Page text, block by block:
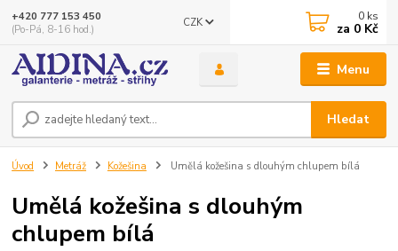
Menu
CZK
Hledat
+420 777 153 450
(Po-Pá, 8-16 hod.)
0 ks
za 0 Kč
Úvod Metráž Kožešina Umělá kožešina s dlouhým chlupem bílá
Umělá kožešina s dlouhým
chlupem bílá